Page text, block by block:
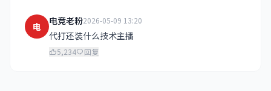
电 电竞老粉2026-05-09 13:20
代打还装什么技术主播
5,234 回复